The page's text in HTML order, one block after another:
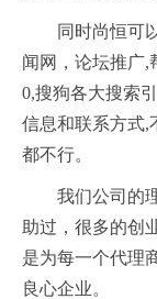
同时尚恒可
闻网，论坛推广,
0,搜狗各大搜索
信息和联系方式,
都不行。
我们公司的
助过，很多的创
是为每一个代理
良心企业。